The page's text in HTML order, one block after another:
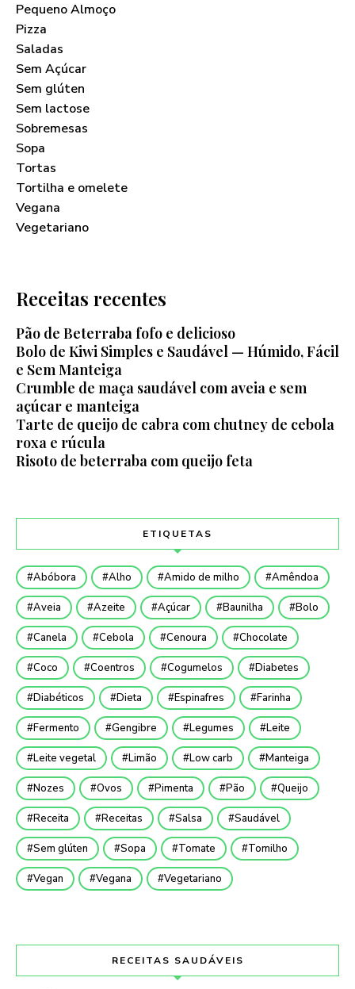
Pequeno Almoço
Pizza
Saladas
Sem Açúcar
Sem glúten
Sem lactose
Sobremesas
Sopa
Tortas
Tortilha e omelete
Vegana
Vegetariano
Receitas recentes
Pão de Beterraba fofo e delicioso
Bolo de Kiwi Simples e Saudável — Húmido, Fácil
e Sem Manteiga
Crumble de maça saudável com aveia e sem
açúcar e manteiga
Tarte de queijo de cabra com chutney de cebola
roxa e rúcula
Risoto de beterraba com queijo feta
ETIQUETAS
Abóbora Alho Amido de milho Amêndoa
Aveia Azeite Açúcar Baunilha Bolo
Canela Cebola Cenoura Chocolate
Coco Coentros Cogumelos Diabetes
Diabéticos Dieta Espinafres Farinha
Fermento Gengibre Legumes Leite
Leite vegetal Limão Low carb Manteiga
Nozes Ovos Pimenta Pão Queijo
Receita Receitas Salsa Saudável
Sem glúten Sopa Tomate Tomilho
Vegan Vegana Vegetariano
RECEITAS SAUDÁVEIS